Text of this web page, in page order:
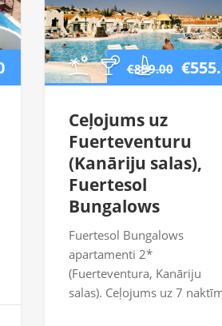
€899.00
Ceļojums uz
Fuerteventuru
(Kanāriju salas),
Fuertesol
Bungalows
Fuertesol Bungalows
apartamenti 2*
(Fuerteventura, Kanāriju
salas). Ceļojums uz 7